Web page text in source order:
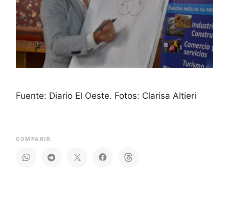
Fuente: Diario El Oeste. Fotos: Clarisa Altieri
COMPARIR